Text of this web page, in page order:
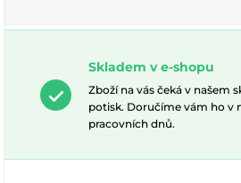
Skladem v e-shopu
Zboží na vás čeká v našem
potisk. Doručíme vám ho v
pracovních dnů.